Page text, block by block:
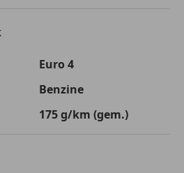
Euro 4
Benzine
175 g/km (gem.)